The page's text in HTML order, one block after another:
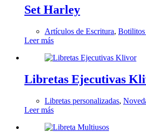
Set Harley
Artículos de Escritura,
Leer más
Libretas Ejecutivas
Libretas personalizadas,
Leer más